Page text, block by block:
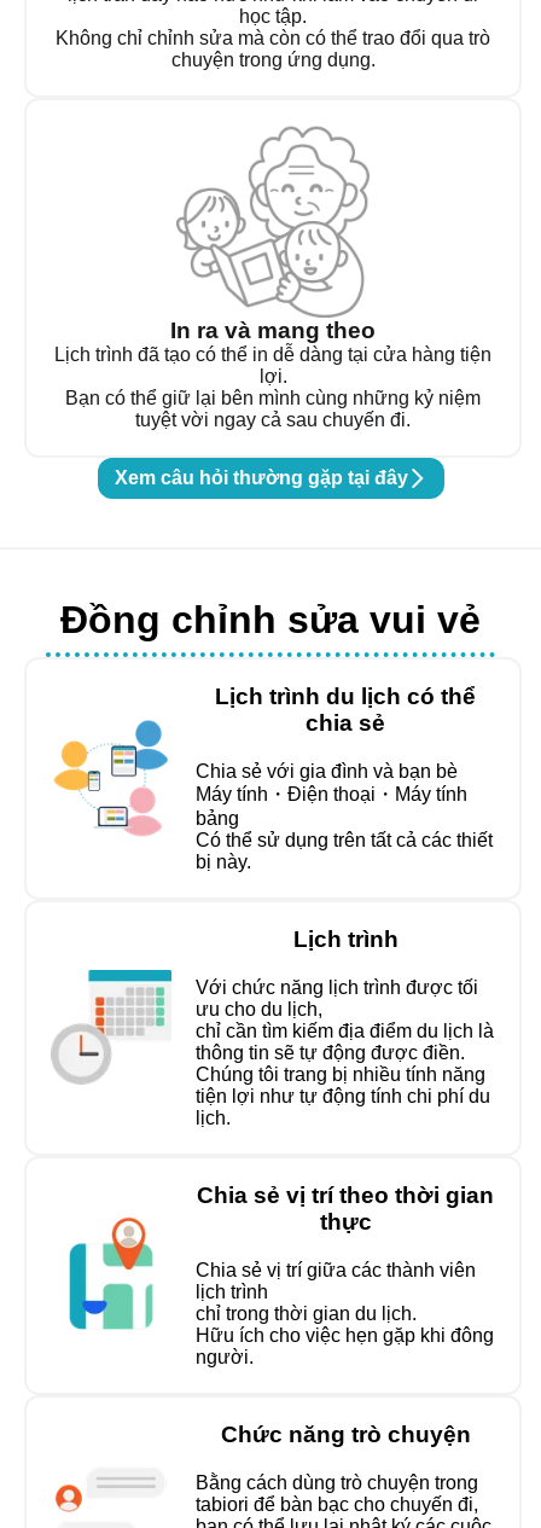
học tập.
Không chỉ chỉnh sửa mà còn có thể trao đổi qua trò
chuyện trong ứng dụng.
In ra và mang theo
Lịch trình đã tạo có thể in dễ dàng tại cửa hàng tiện
lợi.
Bạn có thể giữ lại bên mình cùng những kỷ niệm
tuyệt vời ngay cả sau chuyến đi.
Xem câu hỏi thường gặp tại đây
Đồng chỉnh sửa vui vẻ
Lịch trình du lịch có thể
chia sẻ
Chia sẻ với gia đình và bạn bè
Máy tính・Điện thoại・Máy tính
bảng
Có thể sử dụng trên tất cả các thiết
bị này.
Lịch trình
Với chức năng lịch trình được tối
ưu cho du lịch,
chỉ cần tìm kiếm địa điểm du lịch là
thông tin sẽ tự động được điền.
Chúng tôi trang bị nhiều tính năng
tiện lợi như tự động tính chi phí du
lịch.
Chia sẻ vị trí theo thời gian
thực
Chia sẻ vị trí giữa các thành viên
lịch trình
chỉ trong thời gian du lịch.
Hữu ích cho việc hẹn gặp khi đông
người.
Chức năng trò chuyện
Bằng cách dùng trò chuyện trong
tabiori để bàn bạc cho chuyến đi,